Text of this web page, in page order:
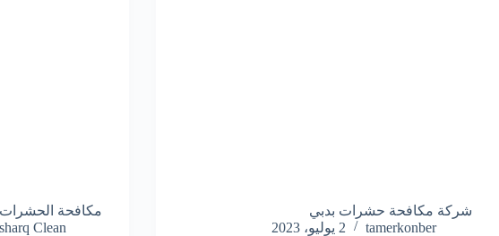
شركة مكافحة حشرات بدبي
tamerkonber
2 يوليو، 2023
مكافحة
Clean